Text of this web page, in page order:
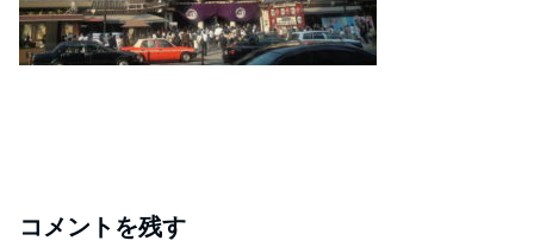
コメントを残す